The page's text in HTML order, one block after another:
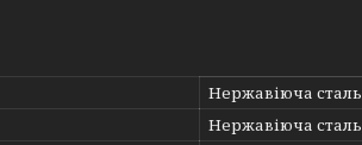
Нержавіюча сталь
Нержавіюча сталь